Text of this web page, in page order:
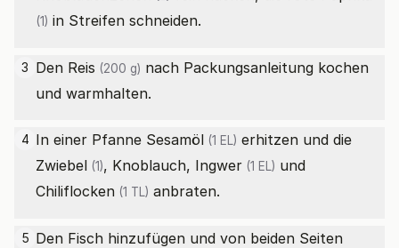
(1) in Streifen schneiden.
3 Den Reis (200 g) nach Packungsanleitung kochen
und warmhalten.
4 In einer Pfanne Sesamöl (1 EL) erhitzen und die
Zwiebel (1), Knoblauch, Ingwer (1 EL) und
Chiliflocken (1 TL) anbraten.
5 Den Fisch hinzufügen und von beiden Seiten